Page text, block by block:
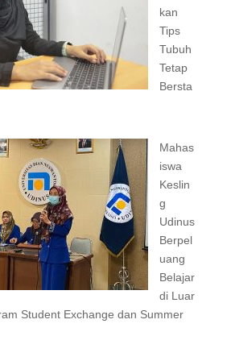
kan
Tips
Tubuh
Tetap
Bersta
Mahas
iswa
Keslin
g
Udinus
Berpel
uang
Belajar
di Luar
Student Exchange dan Summer